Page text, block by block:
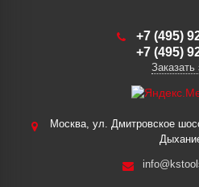
+7 (495)
+7 (495)
Заказать
Москва, ул. Дмитровское